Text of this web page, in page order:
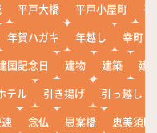
平戸大橋 平戸小屋町
平
年賀ハガキ 年越し
幸町
国記念日 建物 建築
建
テル 引き揚げ
引っ越し
念仏 思案橋
恵美須町